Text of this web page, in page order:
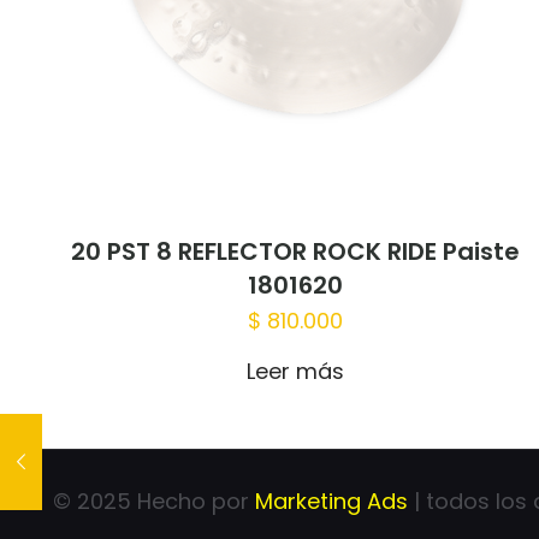
para la próxima
20 PST 8 REFLECTOR ROCK RIDE Paiste
1801620
$ 810.000
Leer más
© 2025 Hecho por Marketing Ads | todos los